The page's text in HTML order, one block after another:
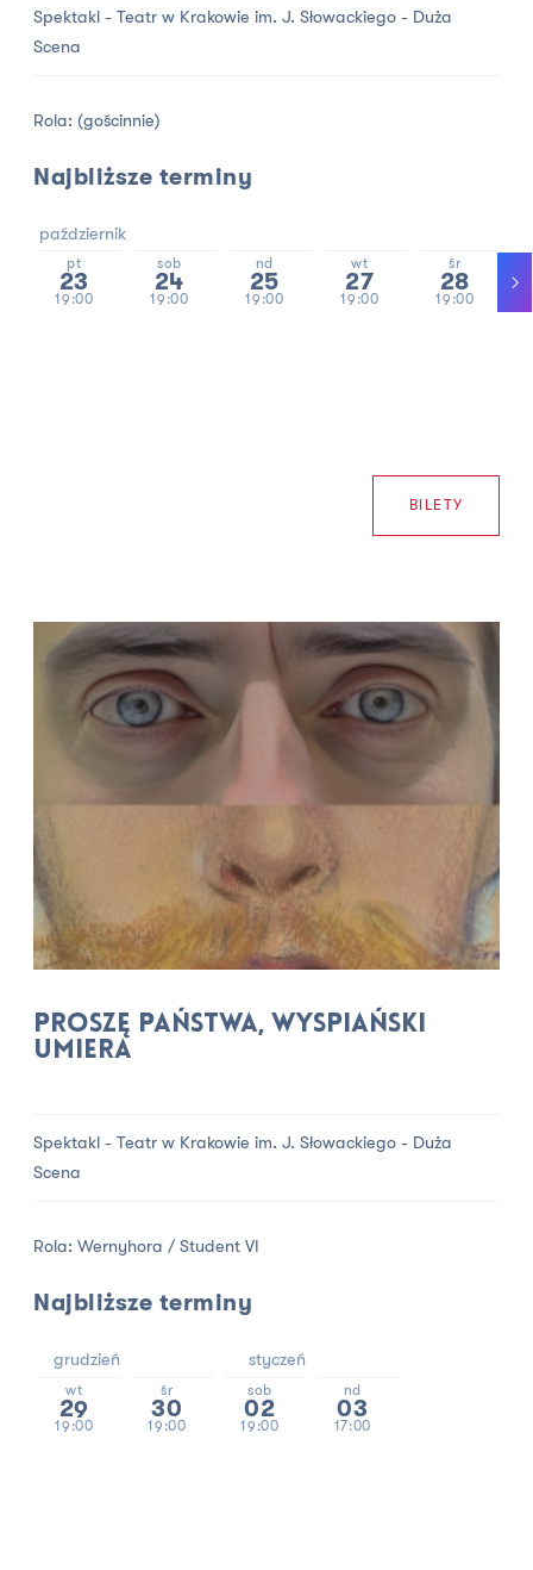
Spektakl - Teatr w Krakowie im. J. Słowackiego - Duża
Scena
Rola: (gościnnie)
Najbliższe terminy
październik
pt
23
19:00
sob
24
19:00
nd
25
19:00
wt
27
19:00
śr
28
19:00
BILETY
Proszę Państwa, Wyspiański
umiera
Spektakl - Teatr w Krakowie im. J. Słowackiego - Duża
Scena
Rola: Wernyhora / Student VI
Najbliższe terminy
grudzień
wt
29
19:00
śr
30
19:00
styczeń
sob
02
19:00
nd
03
17:00